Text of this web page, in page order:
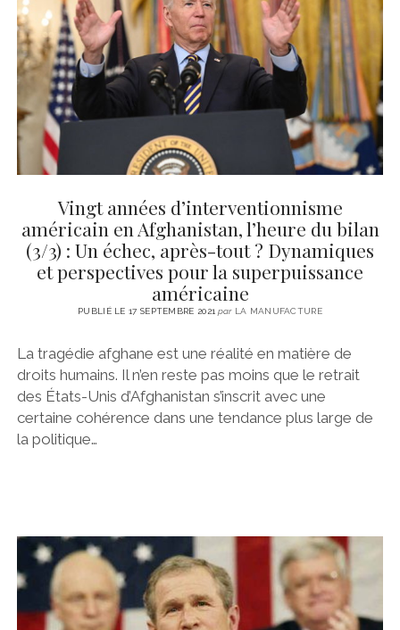
CINÉMA
LITTÉRATURE
ÉCONOMIE
SPORT
MÉDIAS
SANTÉ
instagram
email
email-
form
Vingt années d’interventionnisme
américain en Afghanistan, l’heure du bilan
(3/3) : Un échec, après-tout ? Dynamiques
et perspectives pour la superpuissance
américaine
PUBLIÉ LE 17 SEPTEMBRE 2021parLA MANUFACTURE
La tragédie afghane est une réalité en matière de
droits humains. Il n’en reste pas moins que le retrait
des États-Unis d’Afghanistan s’inscrit avec une
certaine cohérence dans une tendance plus large de
la politique…